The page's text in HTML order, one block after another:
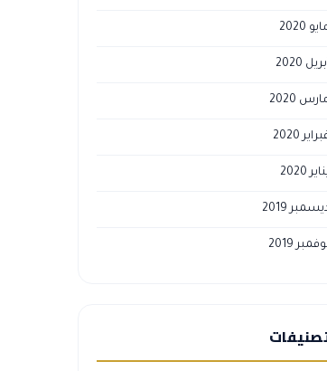
2020
2020
2020
2020
2020
2019
2019